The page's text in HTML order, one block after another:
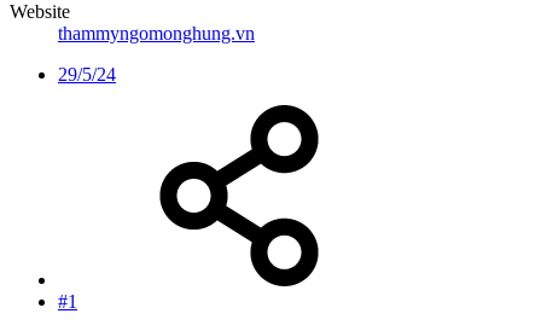
Website
thammyngomonghung.vn
29/5/24
#1